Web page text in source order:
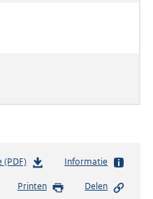
(PDF)b
s
Informatie
Printen Delen